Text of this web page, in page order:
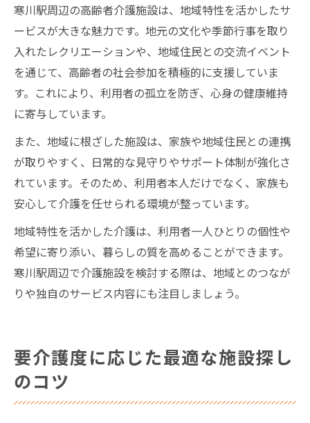
寒川駅周辺の高齢者介護施設は、地域特性を活かしたサ
ービスが大きな魅力です。地元の文化や季節行事を取り
入れたレクリエーションや、地域住民との交流イベント
を通じて、高齢者の社会参加を積極的に支援していま
す。これにより、利用者の孤立を防ぎ、心身の健康維持
に寄与しています。
また、地域に根ざした施設は、家族や地域住民との連携
が取りやすく、日常的な見守りやサポート体制が強化さ
れています。そのため、利用者本人だけでなく、家族も
安心して介護を任せられる環境が整っています。
地域特性を活かした介護は、利用者一人ひとりの個性や
希望に寄り添い、暮らしの質を高めることができます。
寒川駅周辺で介護施設を検討する際は、地域とのつなが
りや独自のサービス内容にも注目しましょう。
要介護度に応じた最適な施設探し
のコツ